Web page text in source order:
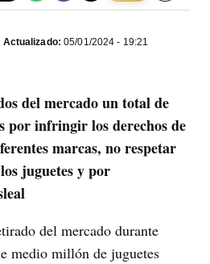
Actualizado: 05/01/2024 - 19:21
del mercado un total de
por infringir los derechos de
marcas, no respetar
juguetes y por
del mercado durante
medio millón de juguetes